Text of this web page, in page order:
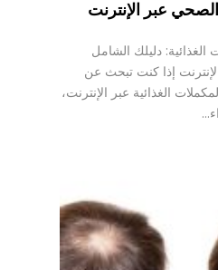
عبر الإنترنت
دليلك الشامل
إذا كنت تبحث عن
الغذائية عبر الإنترنت،